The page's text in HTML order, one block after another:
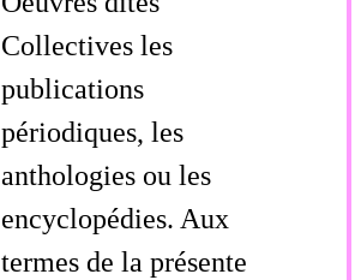
Collectives les
publications
périodiques, les
anthologies ou les
encyclopédies. Aux
termes de la présente